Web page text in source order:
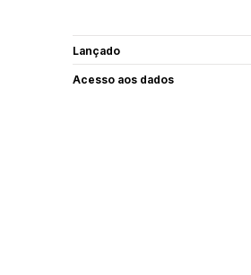
Lançado
Acesso aos dados